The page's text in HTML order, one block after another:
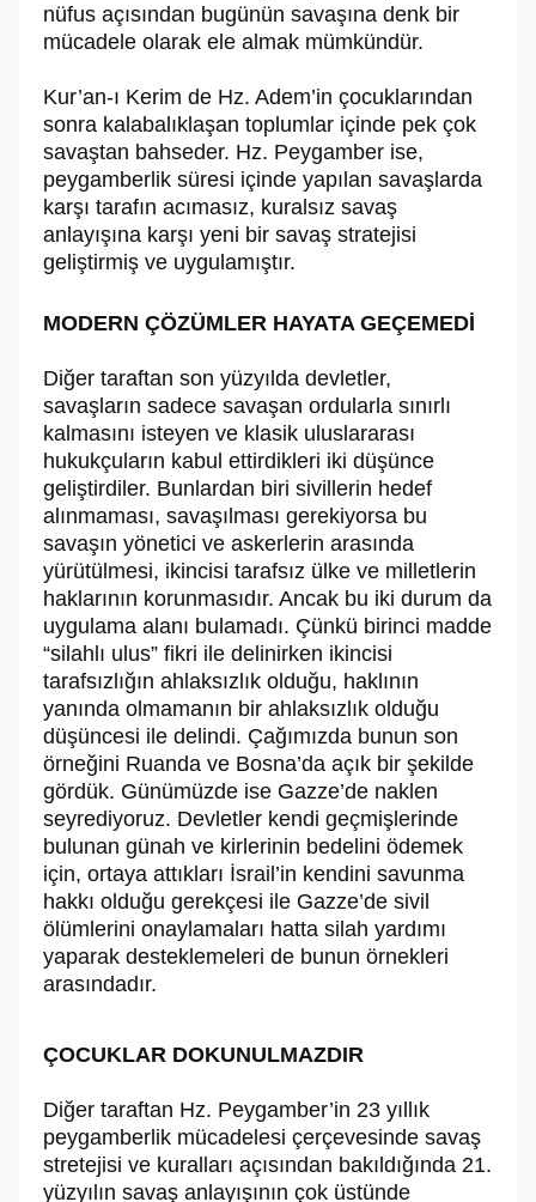
nüfus açısından bugünün savaşına denk bir
mücadele olarak ele almak mümkündür.
Kur’an-ı Kerim de Hz. Adem’in çocuklarından
sonra kalabalıklaşan toplumlar içinde pek çok
savaştan bahseder. Hz. Peygamber ise,
peygamberlik süresi içinde yapılan savaşlarda
karşı tarafın acımasız, kuralsız savaş
anlayışına karşı yeni bir savaş stratejisi
geliştirmiş ve uygulamıştır.
MODERN ÇÖZÜMLER HAYATA GEÇEMEDİ
Diğer taraftan son yüzyılda devletler,
savaşların sadece savaşan ordularla sınırlı
kalmasını isteyen ve klasik uluslararası
hukukçuların kabul ettirdikleri iki düşünce
geliştirdiler. Bunlardan biri sivillerin hedef
alınmaması, savaşılması gerekiyorsa bu
savaşın yönetici ve askerlerin arasında
yürütülmesi, ikincisi tarafsız ülke ve milletlerin
haklarının korunmasıdır. Ancak bu iki durum da
uygulama alanı bulamadı. Çünkü birinci madde
“silahlı ulus” fikri ile delinirken ikincisi
tarafsızlığın ahlaksızlık olduğu, haklının
yanında olmamanın bir ahlaksızlık olduğu
düşüncesi ile delindi. Çağımızda bunun son
örneğini Ruanda ve Bosna’da açık bir şekilde
gördük. Günümüzde ise Gazze’de naklen
seyrediyoruz. Devletler kendi geçmişlerinde
bulunan günah ve kirlerinin bedelini ödemek
için, ortaya attıkları İsrail’in kendini savunma
hakkı olduğu gerekçesi ile Gazze’de sivil
ölümlerini onaylamaları hatta silah yardımı
yaparak desteklemeleri de bunun örnekleri
arasındadır.
ÇOCUKLAR DOKUNULMAZDIR
Diğer taraftan Hz. Peygamber’in 23 yıllık
peygamberlik mücadelesi çerçevesinde savaş
stretejisi ve kuralları açısından bakıldığında 21.
yüzyılın savaş anlayışının çok üstünde